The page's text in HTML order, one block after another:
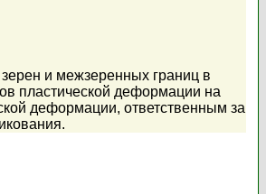
и межзеренных границ в
пластической деформации на
деформации, ответственным за